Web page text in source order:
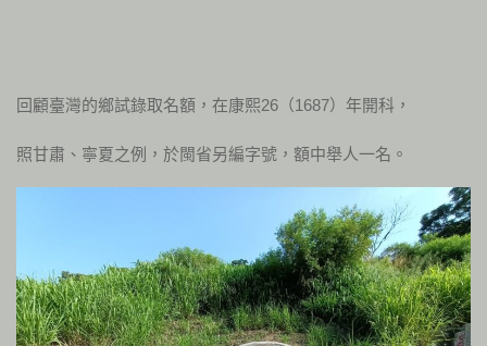
回顧臺灣的鄉試錄取名額，在康熙26（1687）年開科，
照甘肅、寧夏之例，於閩省另編字號，額中舉人一名。